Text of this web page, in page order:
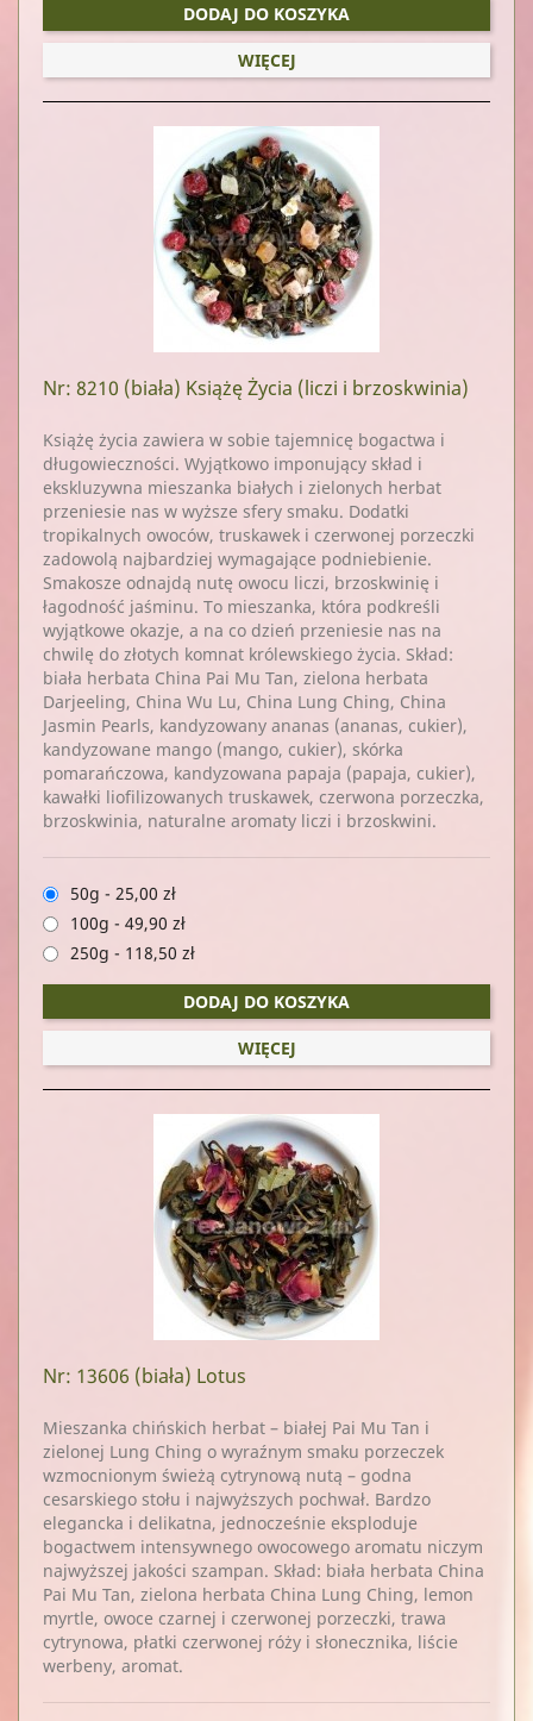
DODAJ DO KOSZYKA
WIĘCEJ
Nr: 8210 (biała) Książę Życia (liczi i brzoskwinia)
Książę życia zawiera w sobie tajemnicę bogactwa i
długowieczności. Wyjątkowo imponujący skład i
ekskluzywna mieszanka białych i zielonych herbat
przeniesie nas w wyższe sfery smaku. Dodatki
tropikalnych owoców, truskawek i czerwonej porzeczki
zadowolą najbardziej wymagające podniebienie.
Smakosze odnajdą nutę owocu liczi, brzoskwinię i
łagodność jaśminu. To mieszanka, która podkreśli
wyjątkowe okazje, a na co dzień przeniesie nas na
chwilę do złotych komnat królewskiego życia. Skład:
biała herbata China Pai Mu Tan, zielona herbata
Darjeeling, China Wu Lu, China Lung Ching, China
Jasmin Pearls, kandyzowany ananas (ananas, cukier),
kandyzowane mango (mango, cukier), skórka
pomarańczowa, kandyzowana papaja (papaja, cukier),
kawałki liofilizowanych truskawek, czerwona porzeczka,
brzoskwinia, naturalne aromaty liczi i brzoskwini.
50g - 25,00 zł
100g - 49,90 zł
250g - 118,50 zł
DODAJ DO KOSZYKA
WIĘCEJ
Nr: 13606 (biała) Lotus
Mieszanka chińskich herbat – białej Pai Mu Tan i
zielonej Lung Ching o wyraźnym smaku porzeczek
wzmocnionym świeżą cytrynową nutą – godna
cesarskiego stołu i najwyższych pochwał. Bardzo
elegancka i delikatna, jednocześnie eksploduje
bogactwem intensywnego owocowego aromatu niczym
najwyższej jakości szampan. Skład: biała herbata China
Pai Mu Tan, zielona herbata China Lung Ching, lemon
myrtle, owoce czarnej i czerwonej porzeczki, trawa
cytrynowa, płatki czerwonej róży i słonecznika, liście
werbeny, aromat.